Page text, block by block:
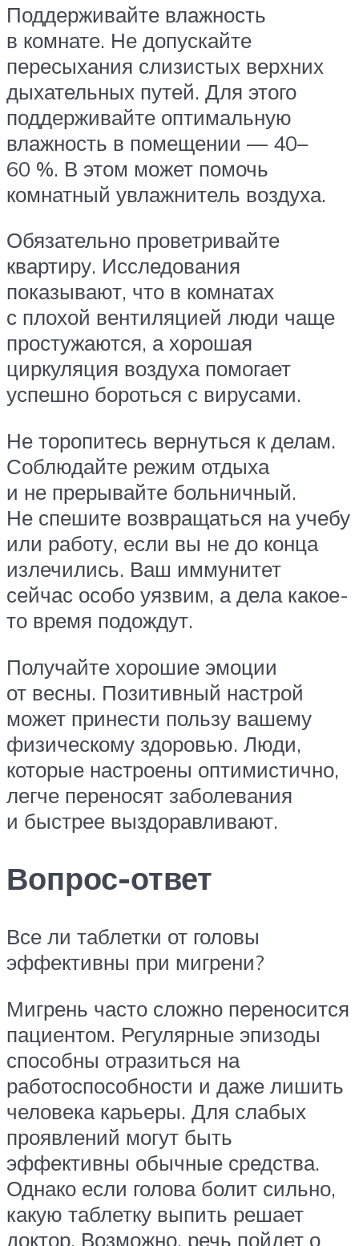
Поддерживайте влажность
в комнате. Не допускайте
пересыхания слизистых верхних
дыхательных путей. Для этого
поддерживайте оптимальную
влажность в помещении — 40–
60 %. В этом может помочь
комнатный увлажнитель воздуха.
Обязательно проветривайте
квартиру. Исследования
показывают, что в комнатах
с плохой вентиляцией люди чаще
простужаются, а хорошая
циркуляция воздуха помогает
успешно бороться с вирусами.
Не торопитесь вернуться к делам.
Соблюдайте режим отдыха
и не прерывайте больничный.
Не спешите возвращаться на учебу
или работу, если вы не до конца
излечились. Ваш иммунитет
сейчас особо уязвим, а дела какое-
то время подождут.
Получайте хорошие эмоции
от весны. Позитивный настрой
может принести пользу вашему
физическому здоровью. Люди,
которые настроены оптимистично,
легче переносят заболевания
и быстрее выздоравливают.
Вопрос-ответ
Все ли таблетки от головы
эффективны при мигрени?
Мигрень часто сложно переносится
пациентом. Регулярные эпизоды
способны отразиться на
работоспособности и даже лишить
человека карьеры. Для слабых
проявлений могут быть
эффективны обычные средства.
Однако если голова болит сильно,
какую таблетку выпить решает
доктор. Возможно, речь пойдет о